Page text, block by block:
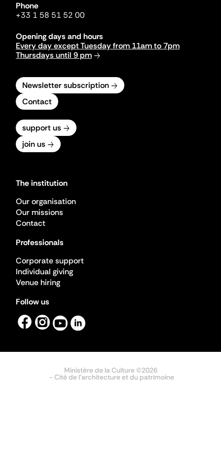
Phone
+33 1 58 51 52 00
Opening days and hours
Every day except Tuesday from 11am to 7pm
Thursdays until 9 pm
Newsletter subscription
Contact
support us
join us
The institution
Our organisation
Our missions
Contact
Professionals
Corporate support
Individual giving
Venue hiring
Follow us
Ministère de la Culture ©2026
- Cité de l'architecture et du patrimoine